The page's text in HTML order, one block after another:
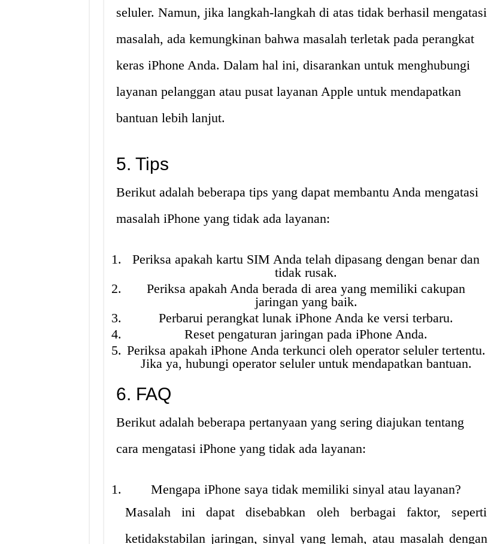
seluler. Namun, jika langkah-langkah di atas tidak berhasil mengatasi
masalah, ada kemungkinan bahwa masalah terletak pada perangkat
keras iPhone Anda. Dalam hal ini, disarankan untuk menghubungi
layanan pelanggan atau pusat layanan Apple untuk mendapatkan
bantuan lebih lanjut.
5. Tips
Berikut adalah beberapa tips yang dapat membantu Anda mengatasi
masalah iPhone yang tidak ada layanan:
Periksa apakah kartu SIM Anda telah dipasang dengan benar dan
tidak rusak.
Periksa apakah Anda berada di area yang memiliki cakupan
jaringan yang baik.
Perbarui perangkat lunak iPhone Anda ke versi terbaru.
Reset pengaturan jaringan pada iPhone Anda.
Periksa apakah iPhone Anda terkunci oleh operator seluler tertentu.
Jika ya, hubungi operator seluler untuk mendapatkan bantuan.
6. FAQ
Berikut adalah beberapa pertanyaan yang sering diajukan tentang
cara mengatasi iPhone yang tidak ada layanan:
Mengapa iPhone saya tidak memiliki sinyal atau layanan?
Masalah ini dapat disebabkan oleh berbagai faktor, seperti
ketidakstabilan jaringan, sinyal yang lemah, atau masalah dengan